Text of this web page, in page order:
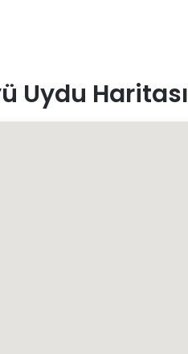
Uydu Haritası